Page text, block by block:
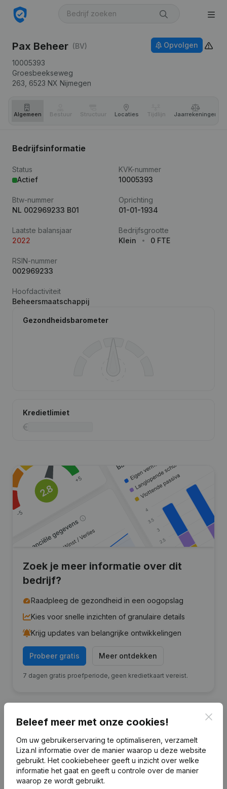
Pax Beheer (BV)
10005393
Groesbeekseweg
263, 6523 NX Nijmegen
Opvolgen
Algemeen Bestuur Structuur Locaties Tijdlijn Jaar­rekeningen
Bedrijfsinformatie
Status
Actief
KVK-nummer
10005393
Btw-nummer
NL 002969233 B01
Oprichting
01-01-1934
Laatste balansjaar
2022
Bedrijfsgrootte
Klein
0 FTE
RSIN-nummer
002969233
Hoofdactiviteit
Beheersmaatschappij
Gezondheidsbarometer
Kredietlimiet
Zoek je meer informatie over dit
bedrijf?
Raadpleeg de gezondheid in een oogopslag
Kies voor snelle inzichten of granulaire details
Krijg updates van belangrijke ontwikkelingen
Probeer gratis Meer ontdekken
7 dagen gratis proefperiode, geen kredietkaart vereist.
Financiële gegevensvan Pax Beheer
2022 2021 2020
Beleef meer met onze cookies!
Om uw gebruikerservaring te optimaliseren, verzamelt
Liza.nl informatie over de manier waarop u deze website
gebruikt. Het cookiebeheer geeft u inzicht over welke
informatie het gaat en geeft u controle over de manier
waarop ze wordt gebruikt.